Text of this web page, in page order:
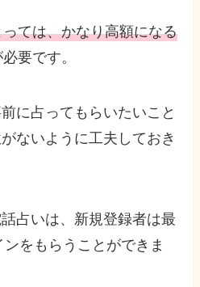
ては、かなり高額になる
要です。
に占ってもらいたいこと
ないように工夫しておき
占いは、新規登録者は最
をもらうことができま